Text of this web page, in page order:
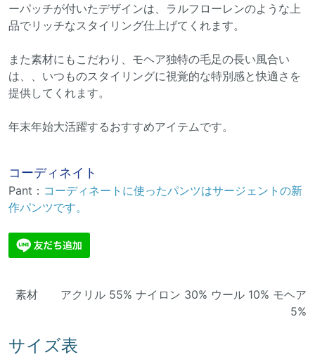
ーパッチが付いたデザインは、ラルフローレンのような上
品でリッチなスタイリング仕上げてくれます。
また素材にもこだわり、モヘア独特の毛足の長い風合い
は、、いつものスタイリングに視覚的な特別感と快適さを
提供してくれます。
年末年始大活躍するおすすめアイテムです。
コーディネイト
Pant： コーディネートに使ったパンツはサージェントの新
作パンツです。
素材 アクリル 55% ナイロン 30% ウール 10% モヘア
5%
サイズ表